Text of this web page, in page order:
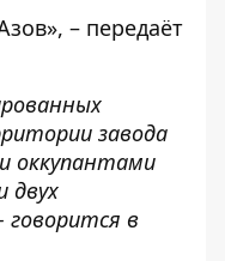
– передаёт
завода
оккупантами
двух
говорится в